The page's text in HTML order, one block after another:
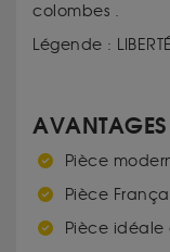
colombes .
Légende :
AVANTAGES
Pièce
Pièce
Pièce